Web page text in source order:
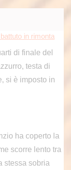
in rimonta
di finale del
testa di
si è imposto in
ha coperto la
scorre lento tra
stessa sobria